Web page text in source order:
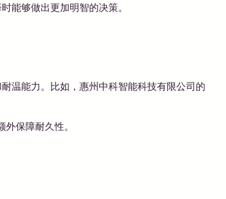
能够做出更加明智的决策。
温能力。比如，惠州中科智能科技有限公司的
保障耐久性。